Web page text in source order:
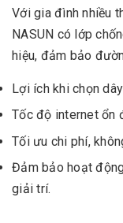
Với gia đình nhiều
NASUN có lớp
hiệu, đảm bảo
Lợi ích khi chọn
Tốc độ internet ổn
Tối ưu chi phí,
Đảm bảo hoạt
giải trí.